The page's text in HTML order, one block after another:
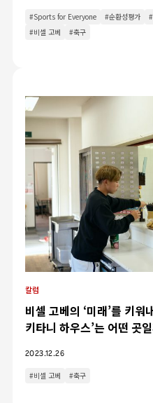
카테고리
인터뷰
#Sports for Everyone #순환성평가
#비셀 고베
#축구
칼럼
비셀 고베의 ‘미래’를 키워
키타니 하우스’는 어떤 곳
2023.12.26
#비셀 고베 #축구